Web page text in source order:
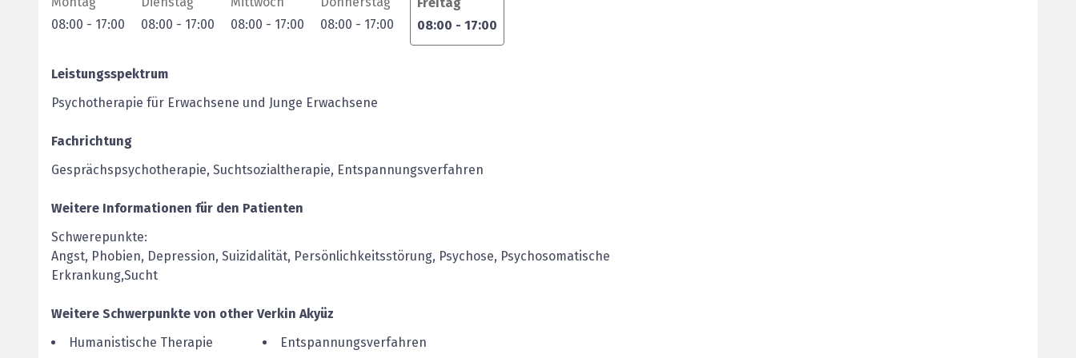
08:00 - 17:00
08:00 - 17:00
08:00 - 17:00
08:00 - 17:00
08:00 - 17:00
Leistungsspektrum
Psychotherapie für Erwachsene und Junge Erwachsene
Fachrichtung
Gesprächspsychotherapie, Suchtsozialtherapie, Entspannungsverfahren
Weitere Informationen für den Patienten
Schwerepunkte:
Angst, Phobien, Depression, Suizidalität, Persönlichkeitsstörung, Psychose, Psychosomatische
Erkrankung,Sucht
Weitere Schwerpunkte von other Verkin Akyüz
Humanistische Therapie
Entspannungsverfahren